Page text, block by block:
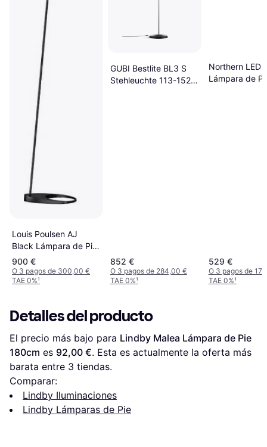
Louis Poulsen AJ
Black Lámpara de Pie
130cm
900 €
O 3 pagos de 300,00 €
TAE 0%¹
GUBI Bestlite BL3 S
Stehleuchte 113-152
852 €
O 3 pagos de 284,00 €
TAE 0%¹
Northern LED
Lámpara de
529 €
O 3 pagos de
TAE 0%¹
Detalles del producto
El precio más bajo para Lindby Malea Lámpara de Pie
180cm es 92,00 €. Esta es actualmente la oferta más
barata entre 3 tiendas.
Comparar:
Lindby Iluminaciones
Lindby Lámparas de Pie